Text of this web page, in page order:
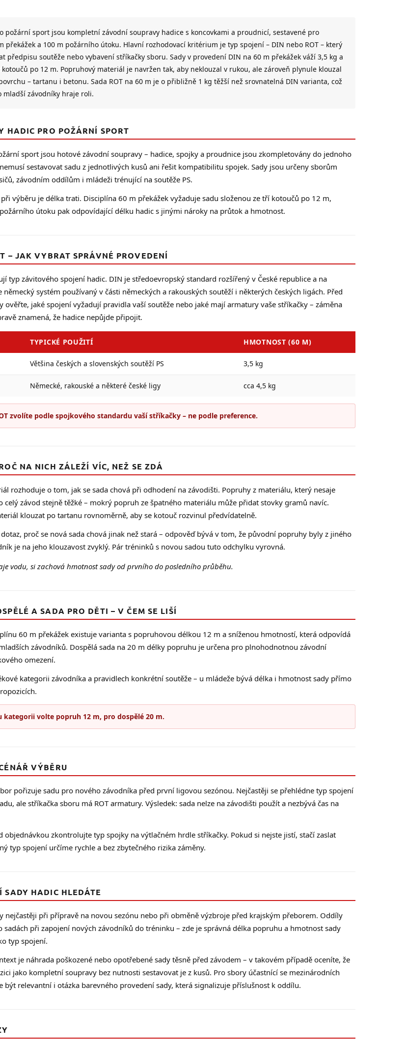
á
d
a
c
í
p
ý
s
požární sport jsou kompletní závodní soupravy hadice s koncovkami a proudnicí, sestavené pro
překážek a 100 m požárního útoku. Hlavní rozhodovací kritérium je typ spojení – DIN nebo ROT – který
předpisu soutěže nebo vybavení stříkačky sboru. Sady v provedení DIN na 60 m překážek váží 3,5 kg a
kotoučů po 12 m. Popruhový materiál je navržen tak, aby neklouzal v rukou, ale zároveň plynule klouzal
– tartanu i betonu. Sada ROT na 60 m je o přibližně 1 kg těžší než srovnatelná DIN varianta, což
mladší závodníky hraje roli.
HADIC PRO POŽÁRNÍ SPORT
sport jsou hotové závodní soupravy – hadice, spojky a proudnice jsou zkompletovány do jednoho
sestavovat sadu z jednotlivých kusů ani řešit kompatibilitu spojek. Sady jsou určeny sborům
závodním oddílům i mládeži trénující na soutěže PS.
výběru je délka trati. Disciplína 60 m překážek vyžaduje sadu složenou ze tří kotoučů po 12 m,
útoku pak odpovídající délku hadic s jinými nároky na průtok a hmotnost.
– JAK VYBRAT SPRÁVNÉ PROVEDENÍ
typ závitového spojení hadic. DIN je středoevropský standard rozšířený v České republice a na
německý systém používaný v části německých a rakouských soutěží i některých českých ligách. Před
ověřte, jaké spojení vyžadují pravidla vaší soutěže nebo jaké mají armatury vaše stříkačky – záměna
znamená, že hadice nepůjde připojit.
TYPICKÉ POUŽITÍ HMOTNOST (60 M)
Většina českých a slovenských soutěží PS 3,5 kg
Německé, rakouské a některé české ligy cca 4,5 kg
zvolíte podle spojkového standardu vaší stříkačky – ne podle preference.
NA NICH ZÁLEŽÍ VÍC, NEŽ SE ZDÁ
rozhoduje o tom, jak se sada chová při odhodení na závodišti. Popruhy z materiálu, který nesaje
celý závod stejně těžké – mokrý popruh ze špatného materiálu může přidat stovky gramů navíc.
klouzat po tartanu rovnoměrně, aby se kotouč rozvinul předvídatelně.
proč se nová sada chová jinak než stará – odpověď bývá v tom, že původní popruhy byly z jiného
je na jeho klouzavost zvyklý. Pár tréninků s novou sadou tuto odchylku vyrovná.
vodu, si zachová hmotnost sady od prvního do posledního průběhu.
A SADA PRO DĚTI – V ČEM SE LIŠÍ
60 m překážek existuje varianta s popruhovou délkou 12 m a sníženou hmotností, která odpovídá
závodníků. Dospělá sada na 20 m délky popruhu je určena pro plnohodnotnou závodní
omezení.
kategorii závodníka a pravidlech konkrétní soutěže – u mládeže bývá délka i hmotnost sady přímo
kategorii volte popruh 12 m, pro dospělé 20 m.
VÝBĚRU
pořizuje sadu pro nového závodníka před první ligovou sezónou. Nejčastěji se přehlédne typ spojení
ale stříkačka sboru má ROT armatury. Výsledek: sada nelze na závodišti použít a nezbývá čas na
objednávkou zkontrolujte typ spojky na výtlačném hrdle stříkačky. Pokud si nejste jistí, stačí zaslat
typ spojení určíme rychle a bez zbytečného rizika záměny.
SADY HADIC HLEDÁTE
nejčastěji při přípravě na novou sezónu nebo při obměně výzbroje před krajským přeborem. Oddíly
sadách při zapojení nových závodníků do tréninku – zde je správná délka popruhu a hmotnost sady
typ spojení.
je náhrada poškozené nebo opotřebené sady těsně před závodem – v takovém případě oceníte, že
jako kompletní soupravy bez nutnosti sestavovat je z kusů. Pro sbory účastnící se mezinárodních
být relevantní i otázka barevného provedení sady, která signalizuje příslušnost k oddílu.